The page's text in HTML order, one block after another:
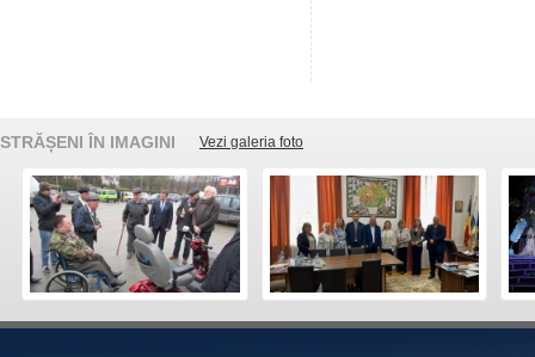
STRĂȘENI ÎN IMAGINI Vezi galeria foto